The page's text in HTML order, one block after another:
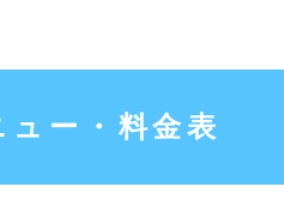
ュー・料金表